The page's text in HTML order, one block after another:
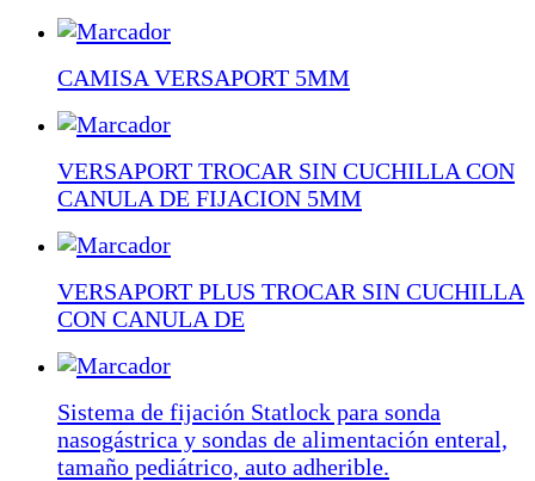
CAMISA VERSAPORT 5MM
VERSAPORT TROCAR SIN CUCHILLA CON
CANULA DE FIJACION 5MM
VERSAPORT PLUS TROCAR SIN CUCHILLA
CON CANULA DE
Sistema de fijación Statlock para sonda
nasogástrica y sondas de alimentación enteral,
tamaño pediátrico, auto adherible.